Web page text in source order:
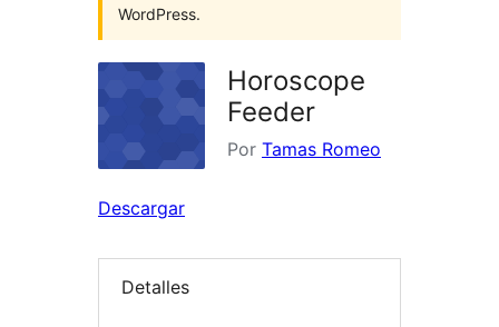
WordPress.
Horoscope
Feeder
Por Tamas Romeo
Descargar
Detalles